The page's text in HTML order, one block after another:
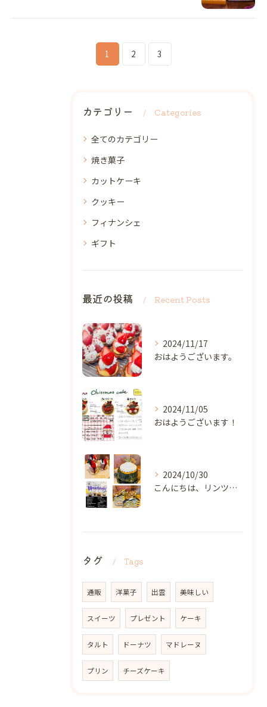
1 2 3
カテゴリー Categories
全てのカテゴリー
焼き菓子
カットケーキ
クッキー
フィナンシェ
ギフト
最近の投稿 Recent Posts
2024/11/17
おはようございます。
2024/11/05
おはようございます！
2024/10/30
こんにちは、リンツです✨️
タグ Tags
通販 洋菓子 出雲 美味しい
スイーツ プレゼント ケーキ
タルト ドーナツ マドレーヌ
プリン チーズケーキ